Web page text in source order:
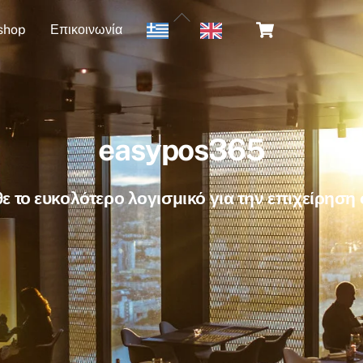
Cart
Επικοινωνία
easypos365
το ευκολότερο λογισμικό για την επιχείρηση
Back